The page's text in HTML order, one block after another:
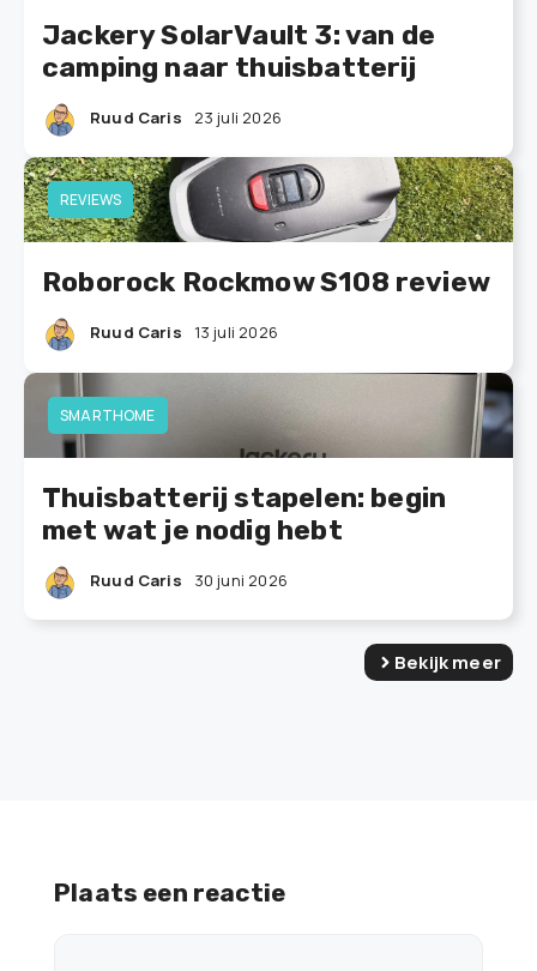
Jackery SolarVault 3: van de
camping naar thuisbatterij
Ruud Caris 23 juli 2026
REVIEWS
Roborock Rockmow S108 review
Ruud Caris 13 juli 2026
SMARTHOME
Thuisbatterij stapelen: begin
met wat je nodig hebt
Ruud Caris 30 juni 2026
Bekijk meer
Plaats een reactie